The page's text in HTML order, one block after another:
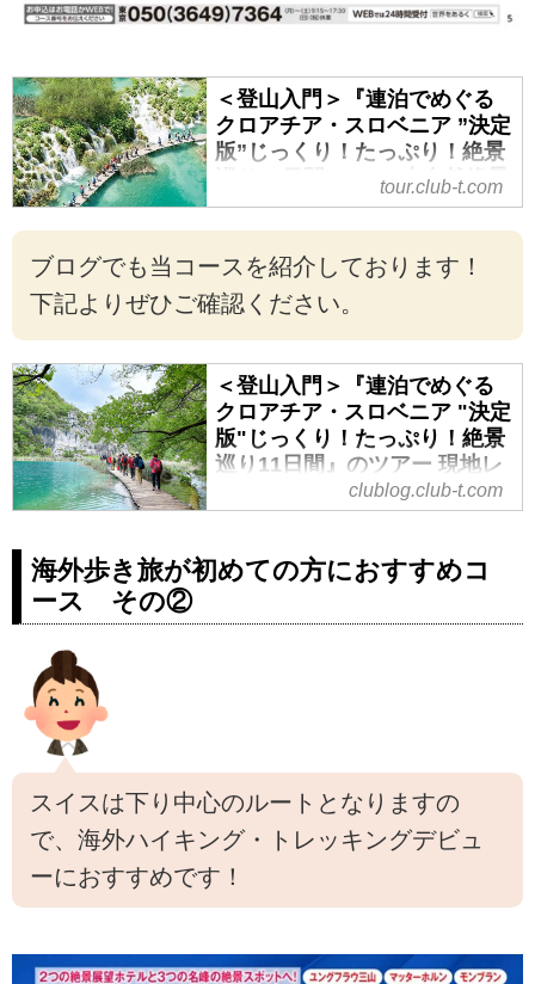
＜登山入門＞『連泊でめぐる
クロアチア・スロベニア ”決定
版”じっくり！たっぷり！絶景
巡り11日間』7つの大自然絶景
ルート／1グループ最大22名／
宿泊立地に注目！｜クラブツ
ーリズム
＜登山入門＞『連泊でめぐるクロ
アチア・スロベニア ”決定版”じっ
間』7つの大自然絶景ルート／1グ
ループ最大22名／宿泊立地に注
目！の紹介をしています。ツア
ー・旅行のお申込ならクラブツー
tour.club-t.com
ブログでも当コースを紹介しております！
下記よりぜひご確認ください。
＜登山入門＞『連泊でめぐる
クロアチア・スロベニア "決定
版"じっくり！たっぷり！絶景
巡り11日間』のツアー 現地レ
ポート【世界をあるく】 - クラ
ブログ ～スタッフブログ～｜
はじめに
を紹介させていただきます！
本年度のツアーは昨年のお客様の
お声をもとに10日間から11日間に
パワーアップしております。
＜登山入門＞『連泊でめぐるクロ
アチア・スロベニア ”決定版”じっ
間』7つの大自然絶景ルート／1グ
clublog.club-t.com
海外歩き旅が初めての方におすすめコ
ース その②
スイスは下り中心のルートとなりますの
で、海外ハイキング・トレッキングデビュ
ーにおすすめです！